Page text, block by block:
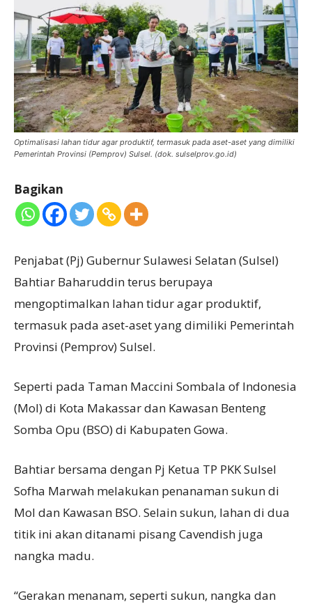
Optimalisasi lahan tidur agar produktif, termasuk pada aset-aset yang dimiliki
Pemerintah Provinsi (Pemprov) Sulsel. (dok. sulselprov.go.id)
Bagikan
Penjabat (Pj) Gubernur Sulawesi Selatan (Sulsel)
Bahtiar Baharuddin terus berupaya
mengoptimalkan lahan tidur agar produktif,
termasuk pada aset-aset yang dimiliki Pemerintah
Provinsi (Pemprov) Sulsel.
Seperti pada Taman Maccini Sombala of Indonesia
(MoI) di Kota Makassar dan Kawasan Benteng
Somba Opu (BSO) di Kabupaten Gowa.
Bahtiar bersama dengan Pj Ketua TP PKK Sulsel
Sofha Marwah melakukan penanaman sukun di
MoI dan Kawasan BSO. Selain sukun, lahan di dua
titik ini akan ditanami pisang Cavendish juga
nangka madu.
“Gerakan menanam, seperti sukun, nangka dan